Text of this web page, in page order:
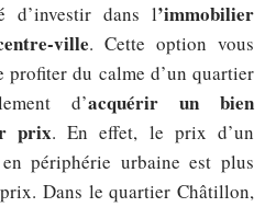
d’investir dans l’immobilier
ville. Cette option vous
profiter du calme d’un quartier
d’acquérir un bien
prix. En effet, le prix d’un
périphérie urbaine est plus
Dans le quartier Châtillon,